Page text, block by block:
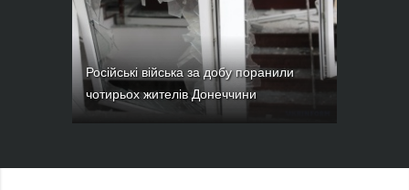
Російські війська за добу поранили
чотирьох жителів Донеччини